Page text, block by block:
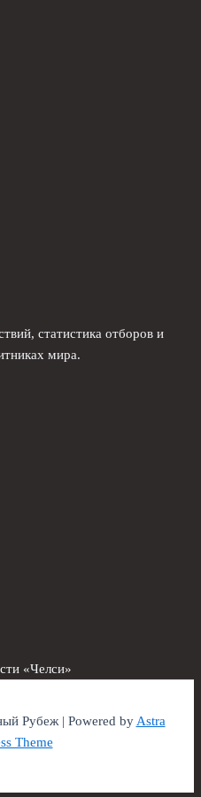
статистика отборов и
мира.
«Челси»
Рубеж | Powered byAstra
Theme